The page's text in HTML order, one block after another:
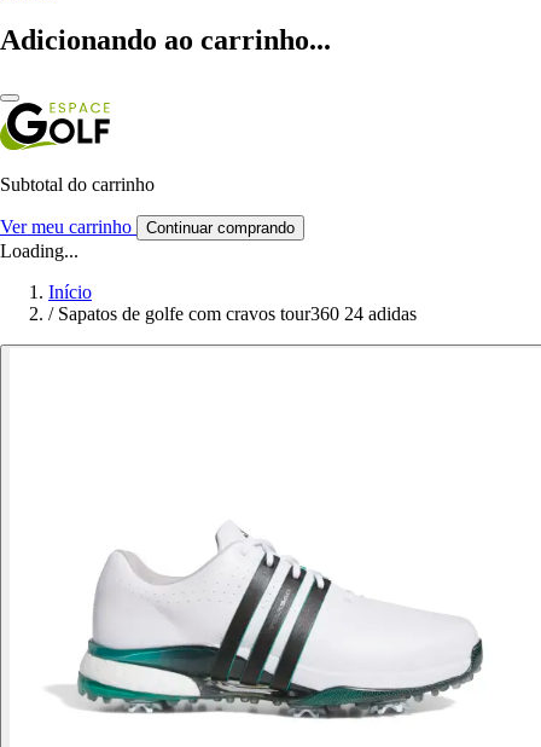
Adicionando ao carrinho...
Subtotal do carrinho
Ver meu carrinho Continuar comprando
Loading...
Início
/ Sapatos de golfe com cravos tour360 24 adidas